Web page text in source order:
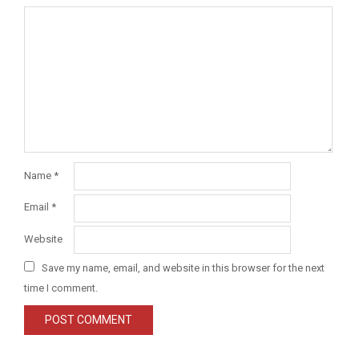
Name *
Email *
Website
Save my name, email, and website in this browser for the next
time I comment.